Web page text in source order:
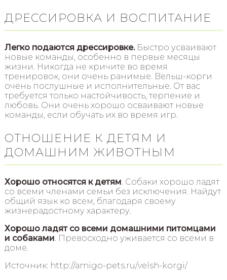
ДРЕССИРОВКА И ВОСПИТАНИЕ
Легко подаются дрессировке.Быстро усваивают
новые команды, особенно в первые месяцы
жизни. Никогда не кричите во время
тренировок, они очень ранимые. Вельш-корги
очень послушные и исполнительные. От вас
требуется только настойчивость, терпение и
любовь. Они очень хорошо осваивают новые
команды, если обучать их во время игр.
ОТНОШЕНИЕ К ДЕТЯМ И
ДОМАШНИМ ЖИВОТНЫМ
Хорошо относятся к детям . Собаки хорошо ладят
со всеми членами семьи без исключения. Найдут
общий язык ко всем, благодаря своему
жизнерадостному характеру.
Хорошо ладят со всеми домашними питомцами
и собаками . Превосходно уживается со всеми в
доме.
Источник: http://amigo-pets.ru/velsh-korgi/